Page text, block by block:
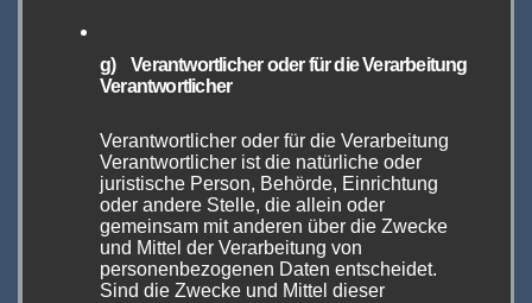
Mit 27 Teilnehmern ist die Modders Gallery
auch 2022 wieder recht gut gefüllt und
verspricht sehr interessant zu werden. Denn
neben einigen alten Bekannten gibt es auch
etliche neue Namen, die Hoffnung auf die
Zukunft machen.
Und was erwartet uns sonst
g) Verantwortlicher oder für die Verarbeitung
Verantwortlicher
Verantwortlicher oder für die Verarbeitung
Verantwortlicher ist die natürliche oder
juristische Person, Behörde, Einrichtung
oder andere Stelle, die allein oder
gemeinsam mit anderen über die Zwecke
und Mittel der Verarbeitung von
personenbezogenen Daten entscheidet.
Sind die Zwecke und Mittel dieser